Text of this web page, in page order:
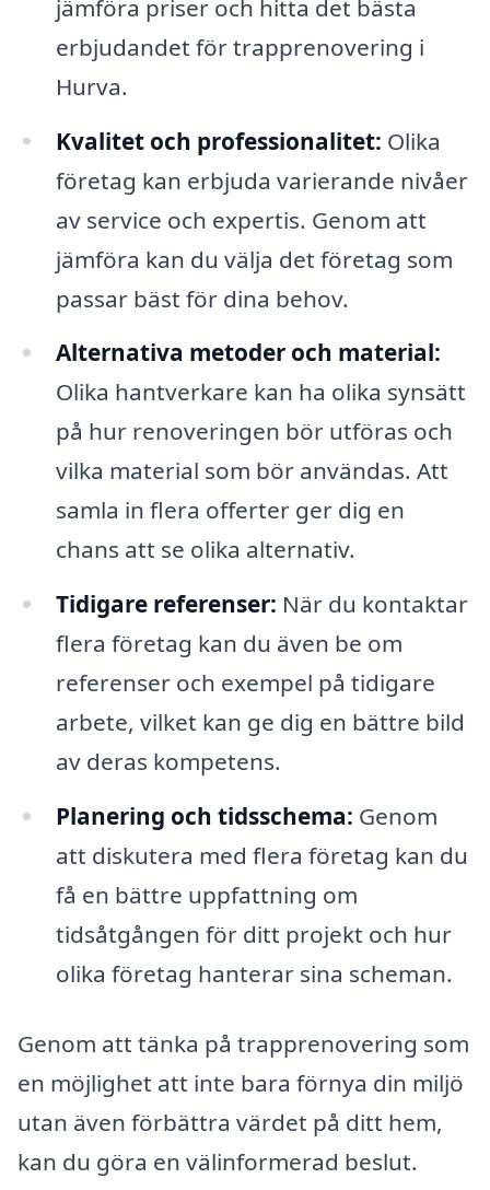
jämföra priser och hitta det bästa
erbjudandet för trapprenovering i
Hurva.
Kvalitet och professionalitet: Olika
företag kan erbjuda varierande nivåer
av service och expertis. Genom att
jämföra kan du välja det företag som
passar bäst för dina behov.
Alternativa metoder och material:
Olika hantverkare kan ha olika synsätt
på hur renoveringen bör utföras och
vilka material som bör användas. Att
samla in flera offerter ger dig en
chans att se olika alternativ.
Tidigare referenser: När du kontaktar
flera företag kan du även be om
referenser och exempel på tidigare
arbete, vilket kan ge dig en bättre bild
av deras kompetens.
Planering och tidsschema: Genom
att diskutera med flera företag kan du
få en bättre uppfattning om
tidsåtgången för ditt projekt och hur
olika företag hanterar sina scheman.
Genom att tänka på trapprenovering som
en möjlighet att inte bara förnya din miljö
utan även förbättra värdet på ditt hem,
kan du göra en välinformerad beslut.